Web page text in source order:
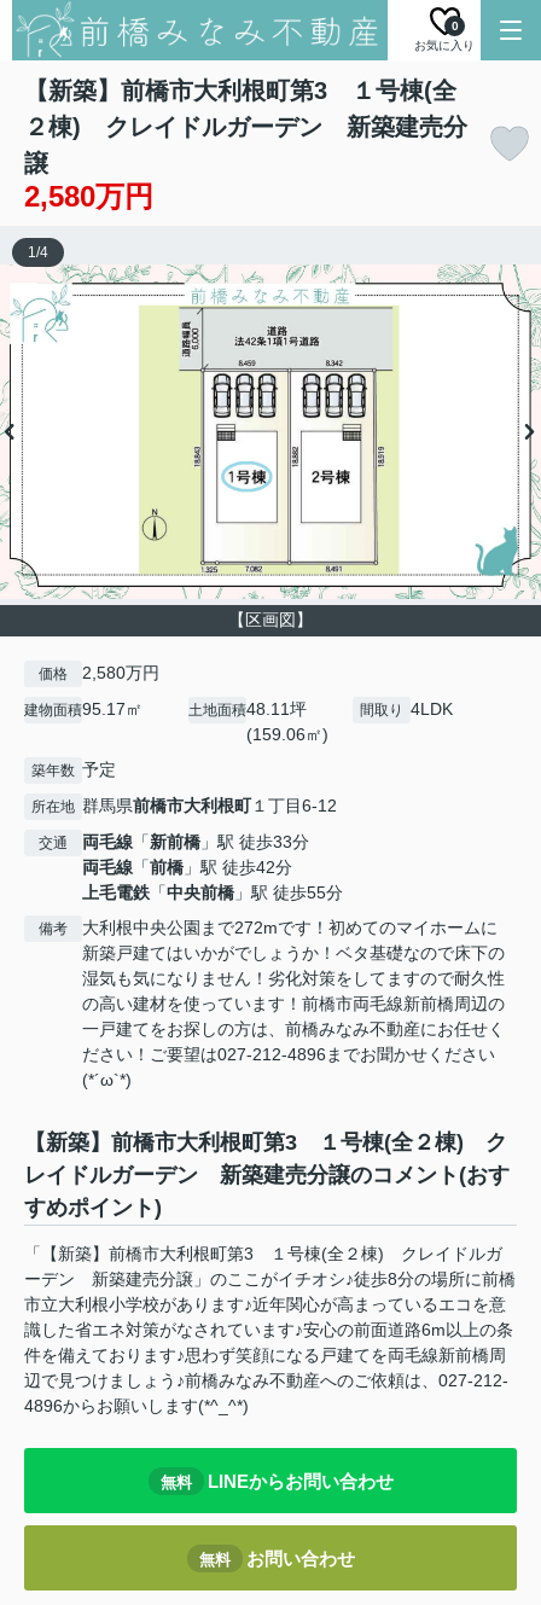
お気に入り
0
【新築】前橋市大利根町第3 １号棟(全
２棟) クレイドルガーデン 新築建売分
譲
2,580万円
【区画図】
1/4
価格 2,580万円
建物面積95.17㎡ 土地面積48.11坪
(159.06㎡)
間取り 4LDK
築年数 予定
所在地 群馬県前橋市大利根町１丁目6-12
交通 両毛線 「新前橋 」駅 徒歩33分
両毛線 「前橋 」駅 徒歩42分
上毛電鉄 「中央前橋 」駅 徒歩55分
備考
大利根中央公園まで272mです！初めてのマイホームに
新築戸建てはいかがでしょうか！ベタ基礎なので床下の
湿気も気になりません！劣化対策をしてますので耐久性
の高い建材を使っています！前橋市両毛線新前橋周辺の
一戸建てをお探しの方は、前橋みなみ不動産にお任せく
ださい！ご要望は027-212-4896までお聞かせください
(*´ω`*)
【新築】前橋市大利根町第3 １号棟(全２棟) ク
レイドルガーデン 新築建売分譲のコメント(おす
すめポイント)
「【新築】前橋市大利根町第3 １号棟(全２棟) クレイドルガ
ーデン 新築建売分譲」のここがイチオシ♪徒歩8分の場所に前橋
市立大利根小学校があります♪近年関心が高まっているエコを意
識した省エネ対策がなされています♪安心の前面道路6m以上の条
件を備えております♪思わず笑顔になる戸建てを両毛線新前橋周
辺で見つけましょう♪前橋みなみ不動産へのご依頼は、027-212-
4896からお願いします(*^_^*)
無料 LINEからお問い合わせ
無料 お問い合わせ